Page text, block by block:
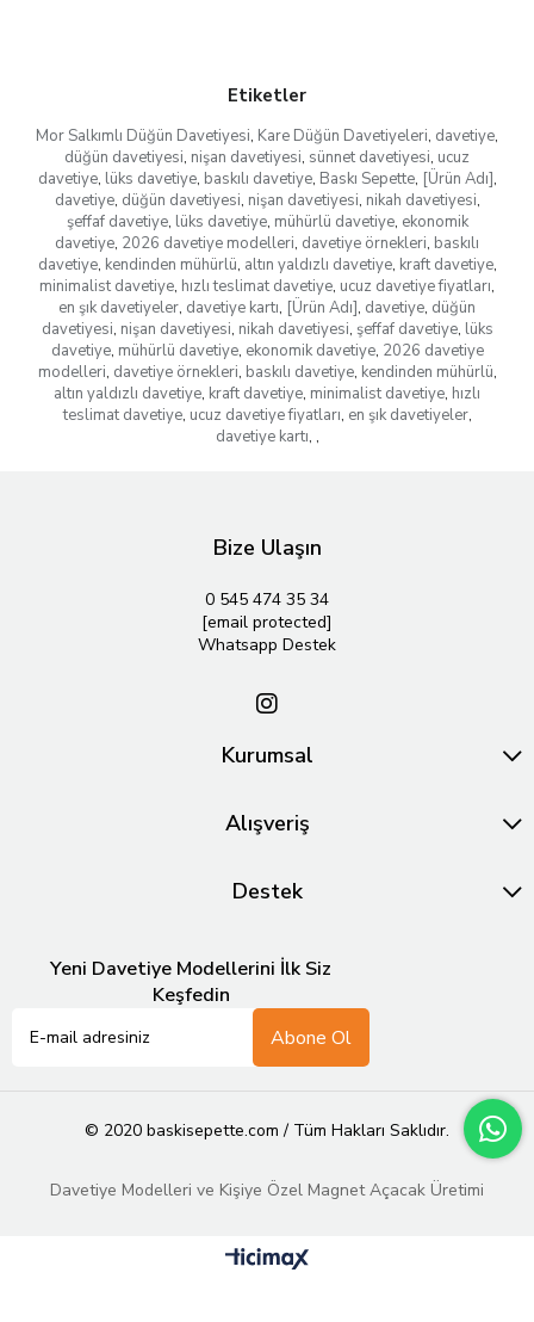
Etiketler
Mor Salkımlı Düğün Davetiyesi, Kare Düğün Davetiyeleri, davetiye,
düğün davetiyesi, nişan davetiyesi, sünnet davetiyesi, ucuz
davetiye, lüks davetiye, baskılı davetiye, Baskı Sepette, [Ürün Adı],
davetiye, düğün davetiyesi, nişan davetiyesi, nikah davetiyesi,
şeffaf davetiye, lüks davetiye, mühürlü davetiye, ekonomik
davetiye, 2026 davetiye modelleri, davetiye örnekleri, baskılı
davetiye, kendinden mühürlü, altın yaldızlı davetiye, kraft davetiye,
minimalist davetiye, hızlı teslimat davetiye, ucuz davetiye fiyatları,
en şık davetiyeler, davetiye kartı, [Ürün Adı], davetiye, düğün
davetiyesi, nişan davetiyesi, nikah davetiyesi, şeffaf davetiye, lüks
davetiye, mühürlü davetiye, ekonomik davetiye, 2026 davetiye
modelleri, davetiye örnekleri, baskılı davetiye, kendinden mühürlü,
altın yaldızlı davetiye, kraft davetiye, minimalist davetiye, hızlı
teslimat davetiye, ucuz davetiye fiyatları, en şık davetiyeler,
davetiye kartı, ,
Bize Ulaşın
0 545 474 35 34
[email protected]
Whatsapp Destek
Kurumsal
Alışveriş
Destek
Yeni Davetiye Modellerini İlk Siz
Keşfedin
Abone Ol
© 2020 baskisepette.com / Tüm Hakları Saklıdır.
Davetiye Modelleri ve Kişiye Özel Magnet Açacak Üretimi